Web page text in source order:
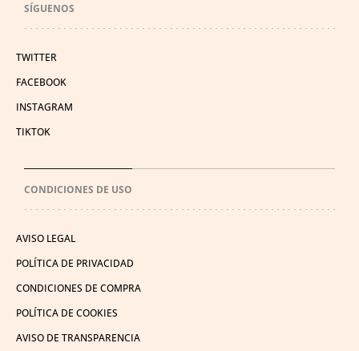
SÍGUENOS
TWITTER
FACEBOOK
INSTAGRAM
TIKTOK
CONDICIONES DE USO
AVISO LEGAL
POLÍTICA DE PRIVACIDAD
CONDICIONES DE COMPRA
POLÍTICA DE COOKIES
AVISO DE TRANSPARENCIA